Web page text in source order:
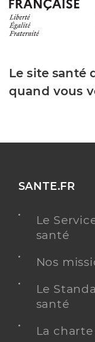
Le site santé
quand vous
SANTE.FR
Le
santé
Nos
Le
santé
La